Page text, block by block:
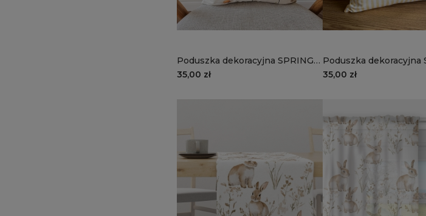
Poduszka dekoracyjna SPRING
wzór SP25 | stokrotki
35,00 zł
Poduszka dekoracyjna
wzór SP26 |
35,00 zł